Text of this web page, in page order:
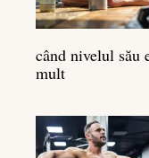
masiv
când nivelul
mult:
culturism:
Inamicul